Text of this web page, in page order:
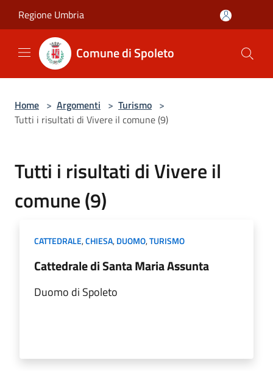
Regione Umbria
Comune di Spoleto
Home > Argomenti > Turismo >
Tutti i risultati di Vivere il comune (9)
Tutti i risultati di Vivere il
comune (9)
CATTEDRALE,CHIESA,DUOMO,TURISMO
Cattedrale di Santa Maria Assunta
Duomo di Spoleto